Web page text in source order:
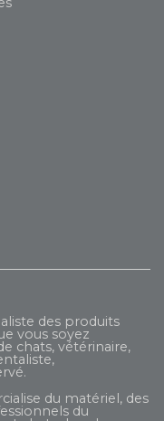
des produits
vous soyez
chats, vétérinaire,
du matériel, des
du